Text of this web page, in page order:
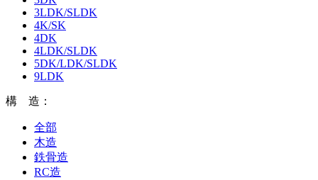
3LDK/SLDK
4K/SK
4DK
4LDK/SLDK
5DK/LDK/SLDK
9LDK
構 造：
全部
木造
鉄骨造
RC造